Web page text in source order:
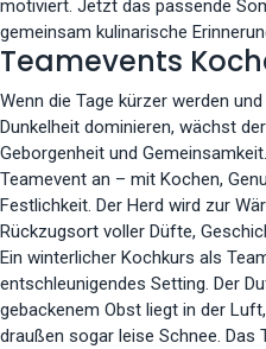
motiviert. Jetzt das passende
gemeinsam kulinarische
Teamevents
Wenn die Tage kürzer werden
Dunkelheit dominieren, wächst
Geborgenheit und
Teamevent an – mit Kochen,
Festlichkeit. Der Herd wird zur
Rückzugsort voller Düfte,
Ein winterlicher Kochkurs als
entschleunigendes Setting. Der
gebackenem Obst liegt in der
draußen sogar leise Schnee.